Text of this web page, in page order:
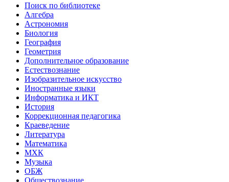
Поиск по библиотеке
Алгебра
Астрономия
Биология
География
Геометрия
Дополнительное образование
Естествознание
Изобразительное искусство
Иностранные языки
Информатика и ИКТ
История
Коррекционная педагогика
Краеведение
Литература
Математика
МХК
Музыка
ОБЖ
Обществознание